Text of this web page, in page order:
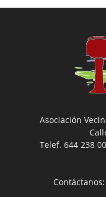
Asociación
Telef. 644 238
Contáctanos: